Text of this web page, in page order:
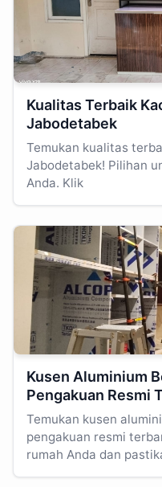
Kualitas Terbaik
Jabodetabek
Temukan kualitas
Jabodetabek! Pilihan
Anda. Klik
Kusen Aluminium
Pengakuan Resmi
Temukan kusen
pengakuan resmi
rumah Anda dan